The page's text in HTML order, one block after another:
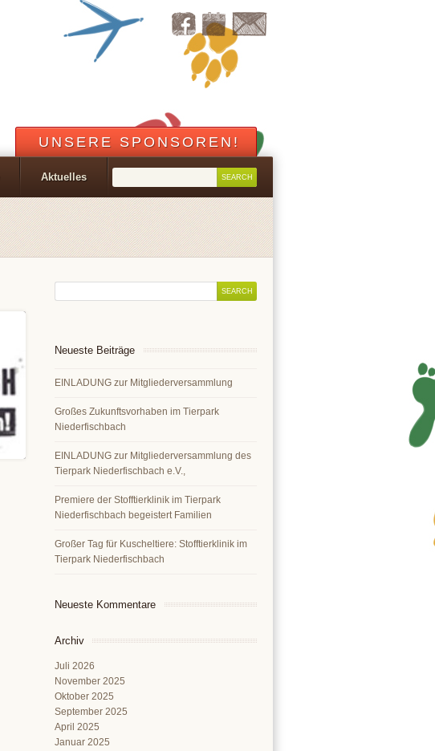
UNSERE SPONSOREN!
Aktuelles
Neueste Beiträge
EINLADUNG zur Mitgliederversammlung
Großes Zukunftsvorhaben im Tierpark
Niederfischbach
EINLADUNG zur Mitgliederversammlung des
Tierpark Niederfischbach e.V.,
Premiere der Stofftierklinik im Tierpark
Niederfischbach begeistert Familien
Großer Tag für Kuscheltiere: Stofftierklinik im
Tierpark Niederfischbach
Neueste Kommentare
Archiv
Juli 2026
November 2025
Oktober 2025
September 2025
April 2025
Januar 2025